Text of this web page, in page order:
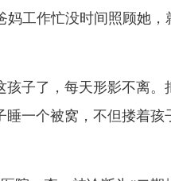
妈工作忙没时间照顾她
孩子了，每天形影不离
一个被窝，不但搂着